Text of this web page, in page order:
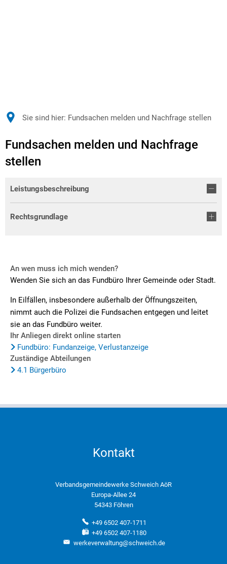
Sie sind hier: Fundsachen melden und Nachfrage stellen
Fundsachen melden und Nachfrage
stellen
Leistungsbeschreibung
Rechtsgrundlage
Ihr Anliegen direkt online starten
Fundbüro: Fundanzeige, Verlustanzeige
An wen muss ich mich wenden?
Wenden Sie sich an das Fundbüro Ihrer Gemeinde oder Stadt.
In Eilfällen, insbesondere außerhalb der Öffnungszeiten,
nimmt auch die Polizei die Fundsachen entgegen und leitet
sie an das Fundbüro weiter.
Zuständige Abteilungen
4.1 Bürgerbüro
Kontakt
Verbandsgemeindewerke Schweich AöR
Europa-Allee 24
54343 Föhren
+49 6502 407-1711
+49 6502 407-1180
werkeverwaltung@schweich.de